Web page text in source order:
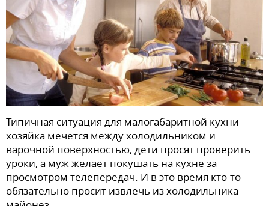
Типичная ситуация для малогабаритной кухни –
хозяйка мечется между холодильником и
варочной поверхностью, дети просят проверить
уроки, а муж желает покушать на кухне за
просмотром телепередач. И в это время кто-то
обязательно просит извлечь из холодильника